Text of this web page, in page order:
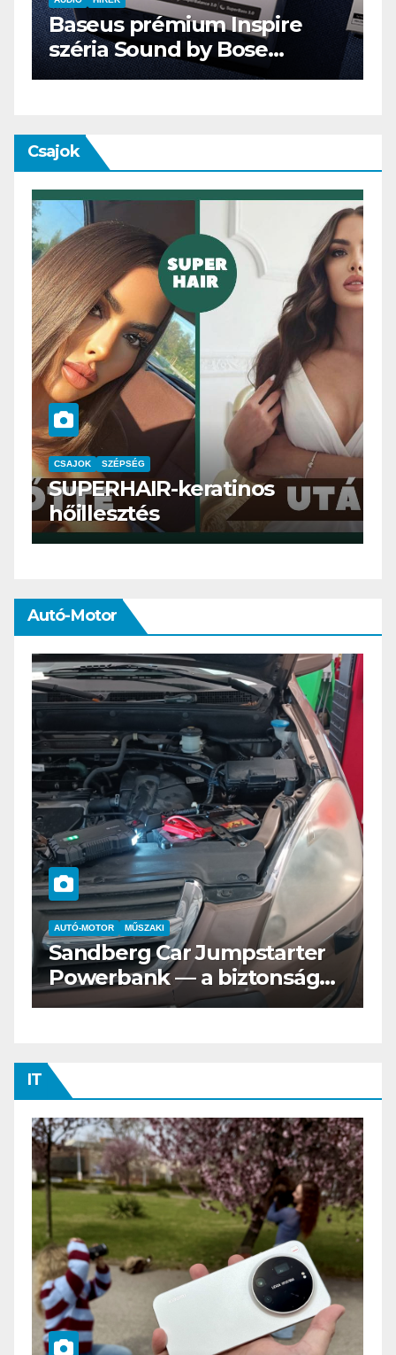
AUDIO IT MŰSZAKI
ENDORFY VIRO Plus USB
Csajok
CSAJOK SMINK
Szemöldök laminálás-az
meg mi?
Autó-Motor
AUTÓ-MOTOR ELEKTROMOS
Az új Nissan LEAF csak a
Tesztvilágra vár!
IT